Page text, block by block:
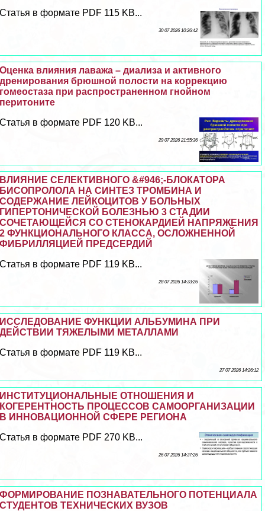
Статья в формате PDF 115 KB...
30 07 2026 10:26:42
Оценка влияния лаважа – диализа и активного
дренирования брюшной полости на коррекцию
гомеостаза при распространенном гнойном
перитоните
Статья в формате PDF 120 KB...
29 07 2026 21:55:36
ВЛИЯНИЕ СЕЛЕКТИВНОГО &#946;-БЛОКАТОРА
БИСОПРОЛОЛА НА СИНТЕЗ ТРОМБИНА И
СОДЕРЖАНИЕ ЛЕЙКОЦИТОВ У БОЛЬНЫХ
ГИПЕРТОНИЧЕСКОЙ БОЛЕЗНЬЮ 3 СТАДИИ
СОЧЕТАЮЩЕЙСЯ СО СТЕНОКАРДИЕЙ НАПРЯЖЕНИЯ
2 ФУНКЦИОНАЛЬНОГО КЛАССА, ОСЛОЖНЕННОЙ
ФИБРИЛЛЯЦИЕЙ ПРЕДСЕРДИЙ
Статья в формате PDF 119 KB...
28 07 2026 14:33:26
ИССЛЕДОВАНИЕ ФУНКЦИИ АЛЬБУМИНА ПРИ
ДЕЙСТВИИ ТЯЖЕЛЫМИ МЕТАЛЛАМИ
Статья в формате PDF 119 KB...
27 07 2026 14:26:12
ИНСТИТУЦИОНАЛЬНЫЕ ОТНОШЕНИЯ И
КОГЕРЕНТНОСТЬ ПРОЦЕССОВ САМООРГАНИЗАЦИИ
В ИННОВАЦИОННОЙ СФЕРЕ РЕГИОНА
Статья в формате PDF 270 KB...
26 07 2026 14:37:26
ФОРМИРОВАНИЕ ПОЗНАВАТЕЛЬНОГО ПОТЕНЦИАЛА
СТУДЕНТОВ ТЕХНИЧЕСКИХ ВУЗОВ